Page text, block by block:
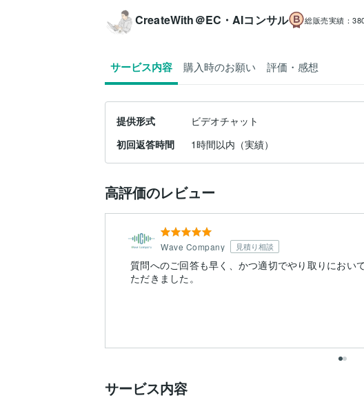
CreateWith＠EC・AIコンサル 総販売実績：
サービス内容 購入時のお願い 評価・感想
提供形式
ビデオチャット
初回返答時間
1時間以内（実績）
高評価のレビュー
Wave Company 見積り相談
質問へのご回答も早く、かつ適切でやり取りにおい
ただきました。
サービス内容